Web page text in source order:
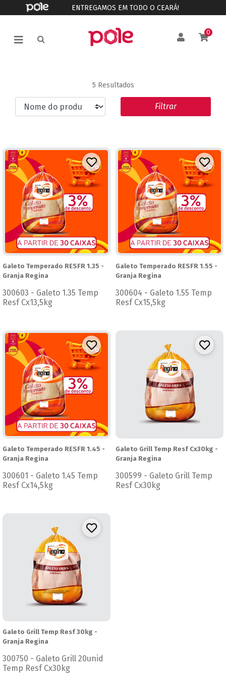
ENTREGAMOS EM TODO O CEARÁ!
0
5 Resultados
Filtrar
Galeto Temperado RESFR 1.35 -
Granja Regina
300603 - Galeto 1.35 Temp
Resf Cx13,5kg
Galeto Temperado RESFR 1.55 -
Granja Regina
300604 - Galeto 1.55 Temp
Resf Cx15,5kg
Galeto Temperado RESFR 1.45 -
Granja Regina
300601 - Galeto 1.45 Temp
Resf Cx14,5kg
Galeto Grill Temp Resf Cx30kg -
Granja Regina
300599 - Galeto Grill Temp
Resf Cx30kg
Galeto Grill Temp Resf 30kg -
Granja Regina
300750 - Galeto Grill 20unid
Temp Resf Cx30kg